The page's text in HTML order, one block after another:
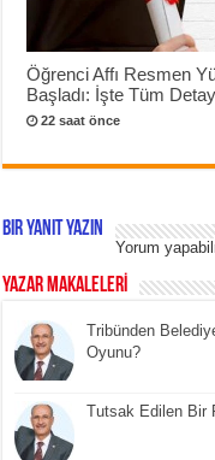
Öğrenci Affı Resmen
Başladı: İşte Tüm
22 saat önce
Bir yanıt yazın
Yorum
YAZAR MAKALELERİ
Tribünden
Oyunu?
Tutsak Edilen Bir